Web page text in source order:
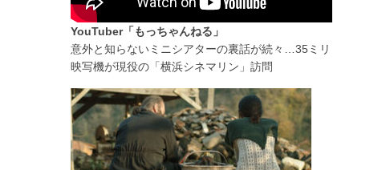
YouTuber「もっちゃんねる」
意外と知らないミニシアターの裏話が続々…35ミリ
映写機が現役の「横浜シネマリン」訪問